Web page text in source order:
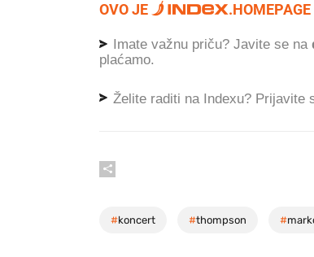
OVO JE .
Imate važnu priču? Javite se na
plaćamo.
Želite raditi na Indexu? Prijavite
#koncert #thompson #